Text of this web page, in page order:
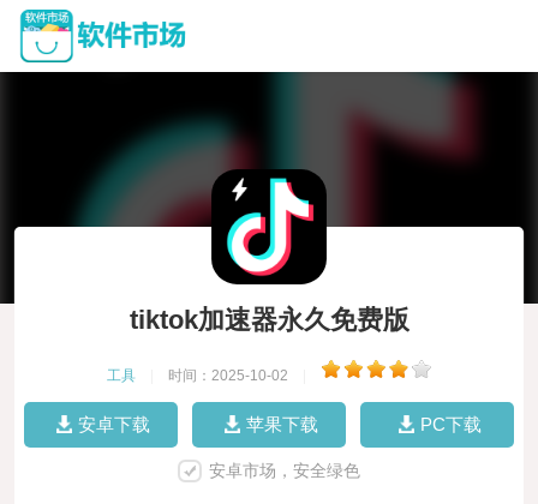
tiktok加速器永久免费版
工具 时间：2025-10-02
安卓下载 苹果下载 PC下载
安卓市场，安全绿色